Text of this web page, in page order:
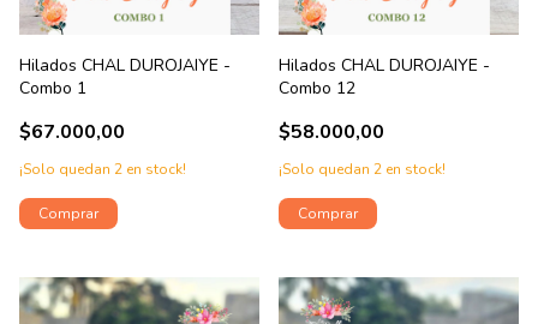
Hilados CHAL DUROJAIYE -
Combo 1
$67.000,00
¡Solo quedan 2 en stock!
Hilados CHAL DUROJAIYE -
Combo 12
$58.000,00
¡Solo quedan 2 en stock!